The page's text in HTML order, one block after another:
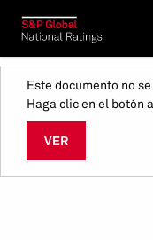
Este documento no
Haga clic en el botón
VER